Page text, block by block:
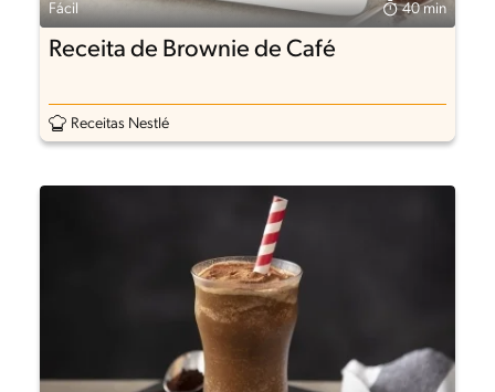
Fácil 40 min
Receita de Brownie de Café
Receitas Nestlé